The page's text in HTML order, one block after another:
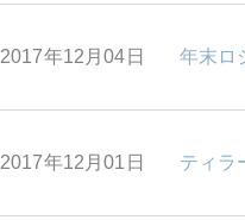
2017年12月04日 年末ロ
2017年12月01日 ティラ